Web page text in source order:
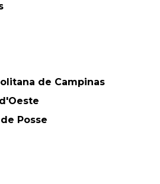
de Campinas
d'Oeste
Posse